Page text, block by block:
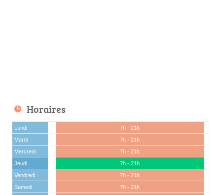
Horaires
Lundi
7h - 21h
Mardi
7h - 21h
Mercredi
7h - 21h
Jeudi
7h - 21h
Vendredi
7h - 21h
Samedi
7h - 21h